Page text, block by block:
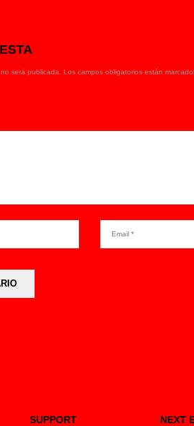
será publicada. Los campos obligatorios están
SUPPORT NEXT